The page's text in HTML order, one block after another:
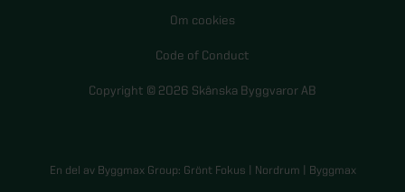
Om cookies
Code of Conduct
Copyright © 2026 Skånska Byggvaror AB
En del av Byggmax Group: Grönt Fokus | Nordrum | Byggmax